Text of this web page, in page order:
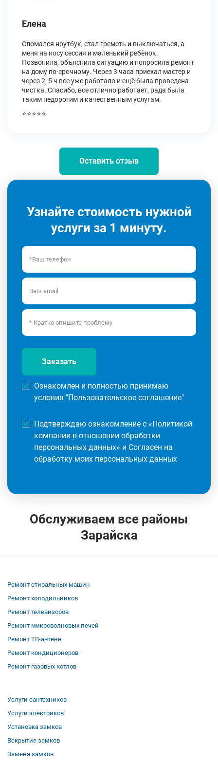
Елена
Сломался ноутбук, стал греметь и выключаться, а
меня на носу сессия и маленький ребёнок.
Позвонила, объяснила ситуацию и попросила ремонт
на дому по-срочному. Через 3 часа приехал мастер и
через 2, 5 ч все уже работало и ещё была проведена
чистка. Спасибо, все отлично работает, рада была
таким недорогим и качественным услугам.
⭐⭐⭐⭐⭐
Оставить отзыв
Узнайте стоимость нужной
услуги за 1 минуту.
Заказать
Ознакомлен и полностью принимаю
условия "Пользовательское соглашение"
Подтверждаю ознакомление с «Политикой
компании в отношении обработки
персональных данных» и Согласен на
обработку моих персональных данных
Обслуживаем все районы
Зарайска
Ремонт стиральных машин
Ремонт холодильников
Ремонт телевизоров
Ремонт микроволновых печей
Ремонт ТВ-антенн
Ремонт кондиционеров
Ремонт газовых котлов
Услуги сантехников
Услуги электриков
Установка замков
Вскрытие замков
Замена замков